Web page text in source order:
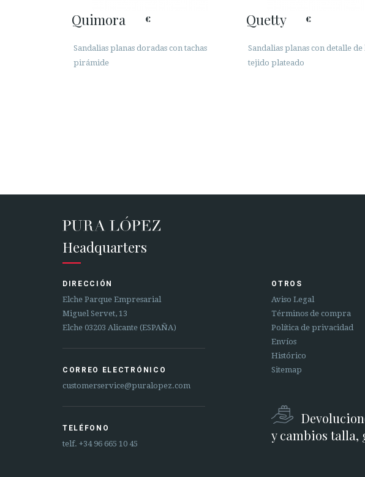
Quimora €
Sandalias planas doradas con tachas
pirámide
Quetty €
Sandalias planas con detalle de
tejido plateado
Headquarters
DIRECCIÓN
Elche Parque Empresarial
Miguel Servet, 13
Elche 03203 Alicante (ESPAÑA)
CORREO ELECTRÓNICO
customerservice@puralopez.com
TELÉFONO
telf. +34 96 665 10 45
OTROS
Aviso Legal
Términos de compra
Política de privacidad
Envíos
Histórico
Sitemap
y cambios talla,